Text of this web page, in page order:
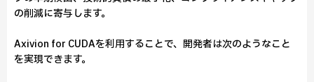
の削減に寄与します。
Axivion for CUDAを利用することで、開発者は次のようなこと
を実現できます。